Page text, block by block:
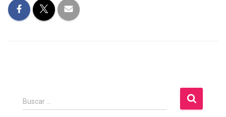
B
u
Buscar …